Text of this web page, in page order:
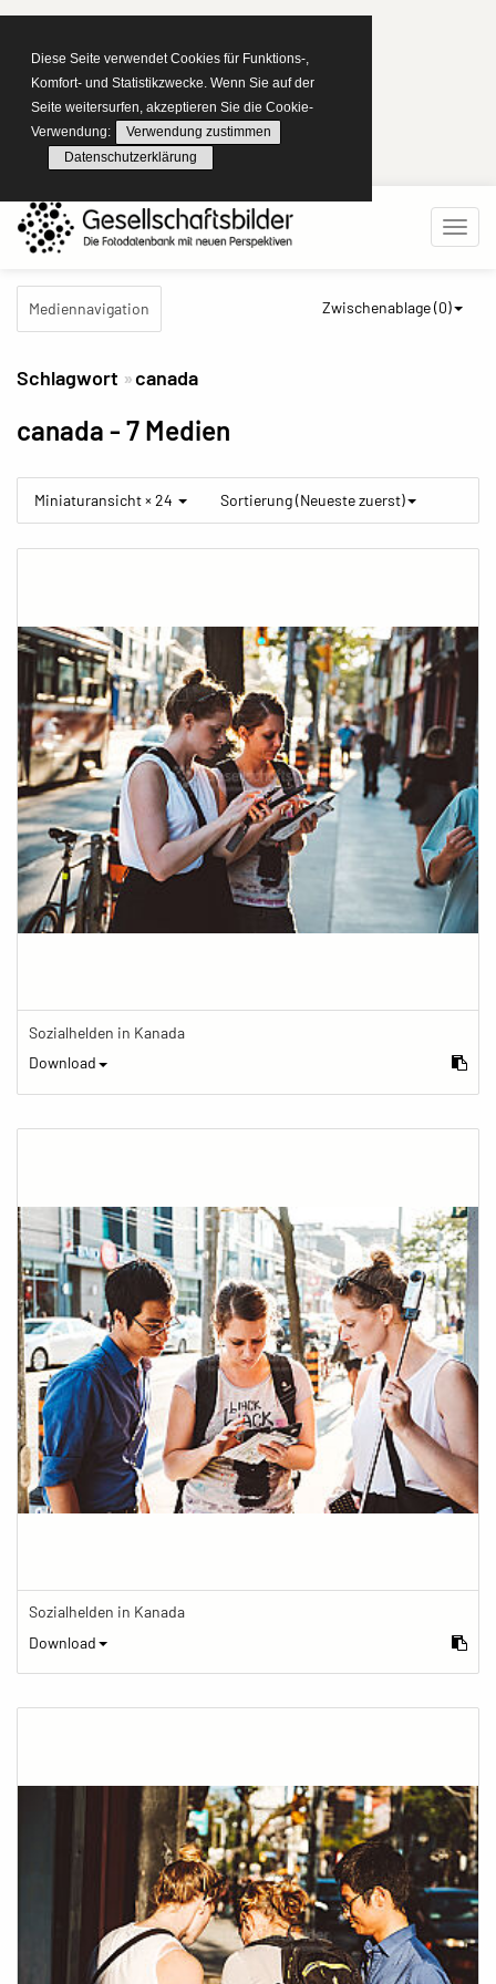
Diese Seite verwendet Cookies für Funktions-,
Komfort- und Statistikzwecke. Wenn Sie auf der
Seite weitersurfen, akzeptieren Sie die Cookie-
Verwendung:
Verwendung zustimmen
Datenschutzerklärung
Mediennavigation Zwischenablage (0)
Schlagwort canada
canada - 7 Medien
Miniaturansicht × 24 Sortierung (Neueste zuerst)
Sozialhelden in Kanada
Download
Sozialhelden in Kanada
Download